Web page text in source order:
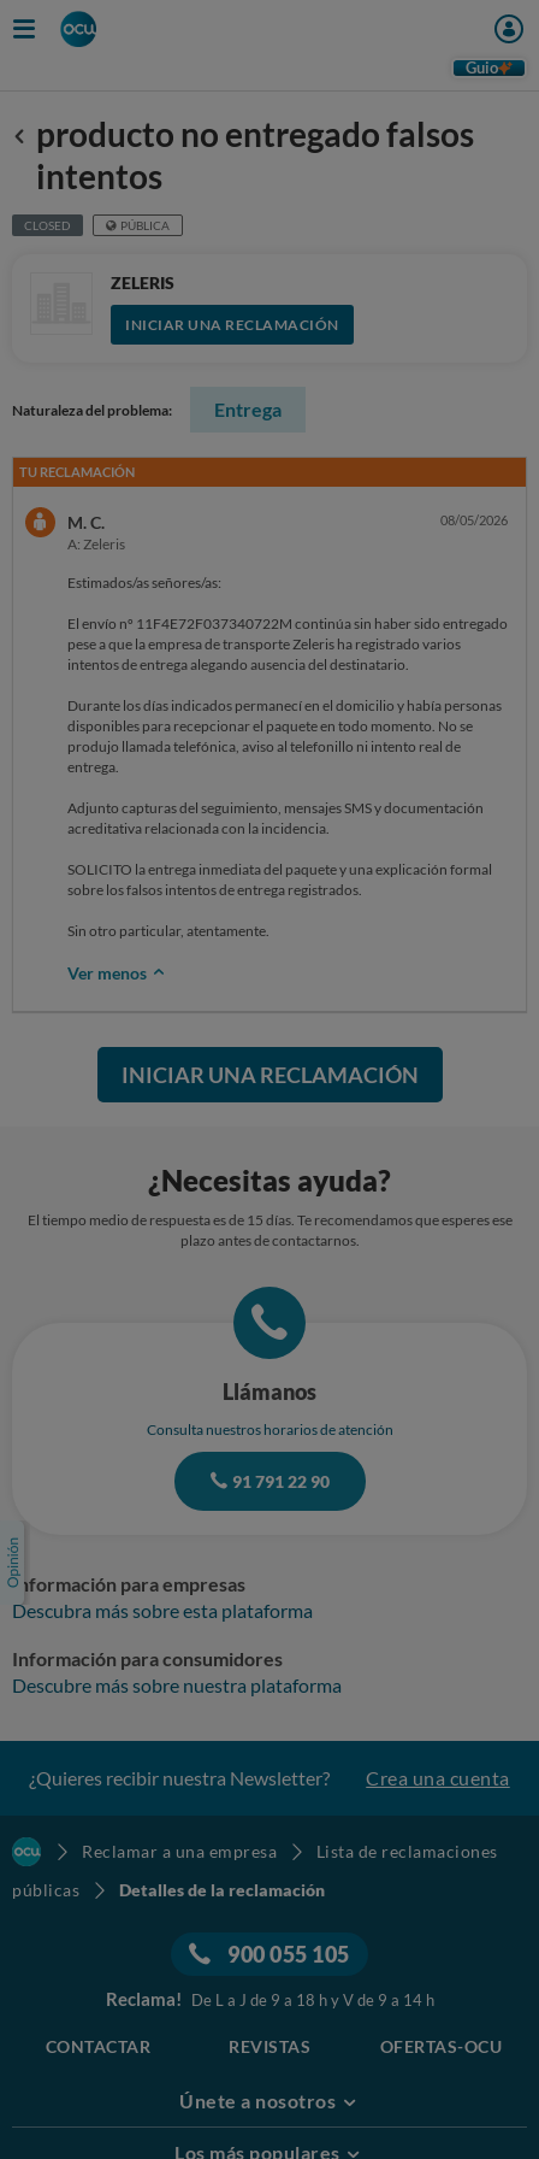
Guio
Anterior
producto no entregado falsos
intentos
CLOSED PÚBLICA
ZELERIS
INICIAR UNA RECLAMACIÓN
Naturaleza del problema: Entrega
TU RECLAMACIÓN
M. C.
A: Zeleris
08/05/2026
Estimados/as señores/as:
El envío nº 11F4E72F037340722M continúa sin haber sido entregado
pese a que la empresa de transporte Zeleris ha registrado varios
intentos de entrega alegando ausencia del destinatario.
Durante los días indicados permanecí en el domicilio y había personas
disponibles para recepcionar el paquete en todo momento. No se
produjo llamada telefónica, aviso al telefonillo ni intento real de
entrega.
Adjunto capturas del seguimiento, mensajes SMS y documentación
acreditativa relacionada con la incidencia.
SOLICITO la entrega inmediata del paquete y una explicación formal
sobre los falsos intentos de entrega registrados.
Sin otro particular, atentamente.
Ver menos
INICIAR UNA RECLAMACIÓN
¿Necesitas ayuda?
El tiempo medio de respuesta es de 15 días. Te recomendamos que esperes ese
plazo antes de contactarnos.
Llámanos
Consulta nuestros horarios de atención
91 791 22 90
Información para empresas
Descubra más sobre esta plataforma
Información para consumidores
Descubre más sobre nuestra plataforma
¿Quieres recibir nuestra Newsletter? Crea una cuenta
Reclamar a una empresa
Lista de reclamaciones
públicas
Detalles de la reclamación
900 055 105
Reclama! De L a J de 9 a 18 h y V de 9 a 14 h
CONTACTAR REVISTAS OFERTAS-OCU
Únete a nosotros
Los más populares